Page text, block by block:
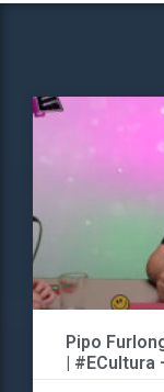
Pipo
| #ECultura